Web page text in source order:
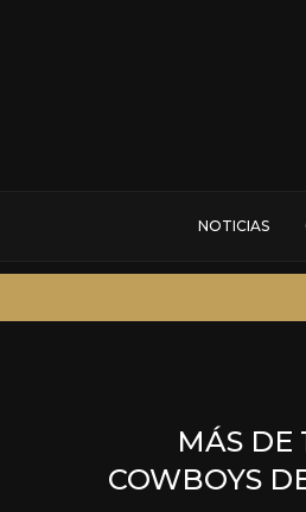
NOTICIAS
MÁS DE
COWBOYS